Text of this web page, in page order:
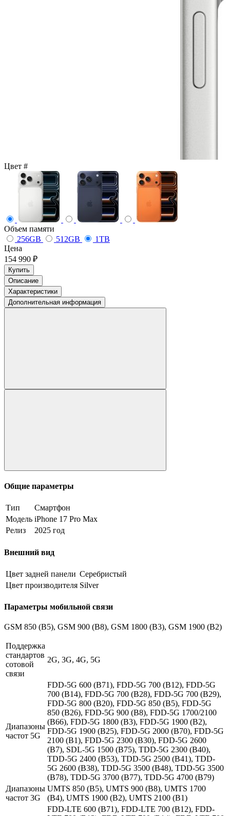
Цвет #
Объем памяти
256GB
512GB
1TB
Цена
154 990 ₽
Купить
Описание
Характеристики
Дополнительная информация
Общие параметры
Тип
Смартфон
Модель iPhone 17 Pro Max
Релиз
2025 год
Внешний вид
Цвет задней панели Серебристый
Цвет производителя Silver
Параметры мобильной связи
GSM 850 (B5), GSM 900 (B8), GSM 1800 (B3), GSM 1900 (B2)
Поддержка
стандартов
сотовой
связи
2G, 3G, 4G, 5G
Диапазоны
частот 5G
FDD-5G 600 (B71), FDD-5G 700 (B12), FDD-5G
700 (B14), FDD-5G 700 (B28), FDD-5G 700 (B29),
FDD-5G 800 (B20), FDD-5G 850 (B5), FDD-5G
850 (B26), FDD-5G 900 (B8), FDD-5G 1700/2100
(B66), FDD-5G 1800 (B3), FDD-5G 1900 (B2),
FDD-5G 1900 (B25), FDD-5G 2000 (B70), FDD-5G
2100 (B1), FDD-5G 2300 (B30), FDD-5G 2600
(B7), SDL-5G 1500 (B75), TDD-5G 2300 (B40),
TDD-5G 2400 (B53), TDD-5G 2500 (B41), TDD-
5G 2600 (B38), TDD-5G 3500 (B48), TDD-5G 3500
(B78), TDD-5G 3700 (B77), TDD-5G 4700 (B79)
Диапазоны
частот 3G
UMTS 850 (B5), UMTS 900 (B8), UMTS 1700
(B4), UMTS 1900 (B2), UMTS 2100 (B1)
FDD-LTE 600 (B71), FDD-LTE 700 (B12), FDD-